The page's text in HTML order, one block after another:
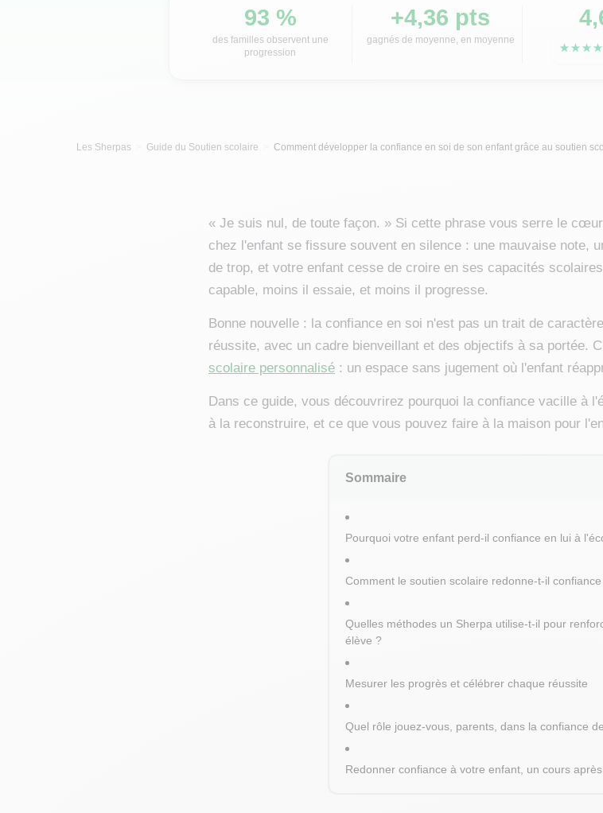
93 %
des familles observent une
progression
+4,36 pts
gagnés de moyenne, en moyenne
Les Sherpas Guide du Soutien scolaire Comment développer la confiance en soi de son enfant grâce au soutien
« Je suis nul, de toute façon. » Si cette phrase vous serre le
chez l'enfant se fissure souvent en silence : une mauvaise note,
de trop, et votre enfant cesse de croire en ses capacités
capable, moins il essaie, et moins il progresse.
Bonne nouvelle : la confiance en soi n'est pas un trait de
réussite, avec un cadre bienveillant et des objectifs à sa portée.
scolaire personnalisé : un espace sans jugement où l'enfant
Dans ce guide, vous découvrirez pourquoi la confiance vacille à
à la reconstruire, et ce que vous pouvez faire à la maison pour
Sommaire
Pourquoi votre enfant perd-il confiance en lui à
Comment le soutien scolaire redonne-t-il
Quelles méthodes un Sherpa utilise-t-il pour
élève ?
Mesurer les progrès et célébrer chaque réussite
Quel rôle jouez-vous, parents, dans la confiance
Redonner confiance à votre enfant, un cours